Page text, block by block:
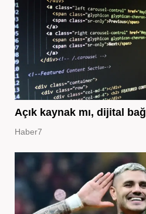
Açık kaynak mı, dijital
Haber7